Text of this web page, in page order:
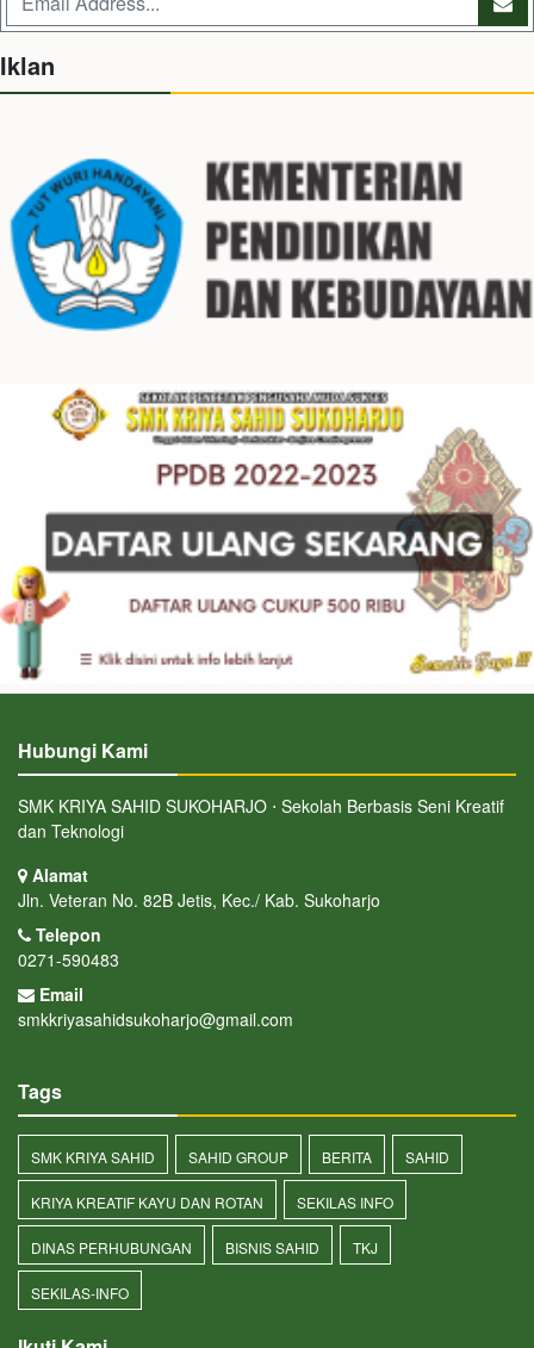
Iklan
Hubungi Kami
SMK KRIYA SAHID SUKOHARJO ⋅ Sekolah Berbasis Seni Kreatif
dan Teknologi
Alamat
Jln. Veteran No. 82B Jetis, Kec./ Kab. Sukoharjo
Telepon
0271-590483
Email
smkkriyasahidsukoharjo@gmail.com
Tags
SMK KRIYA SAHID SAHID GROUP BERITA SAHID
KRIYA KREATIF KAYU DAN ROTAN SEKILAS INFO
DINAS PERHUBUNGAN BISNIS SAHID TKJ
SEKILAS-INFO